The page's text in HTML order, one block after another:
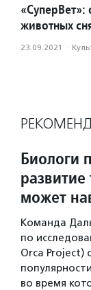
«СуперВет»:
животных
23.09.2021 ·
Биологи
может
Команда
по
Orca Project)
во время